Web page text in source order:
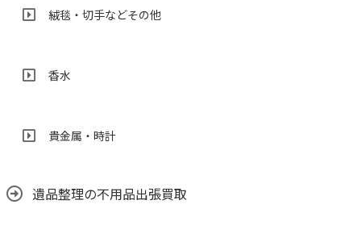
絨毯・切手などその他
香水
貴金属・時計
遺品整理の不用品出張買取